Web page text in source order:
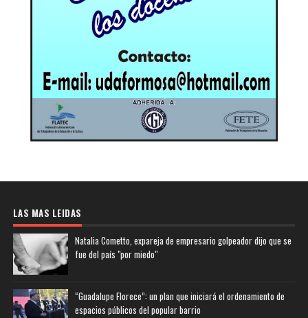
LAS MAS LEIDAS
Natalia Cometto, expareja de empresario golpeador dijo que se
fue del país "por miedo"
“Guadalupe Florece”: un plan que iniciará el ordenamiento de
espacios públicos del popular barrio